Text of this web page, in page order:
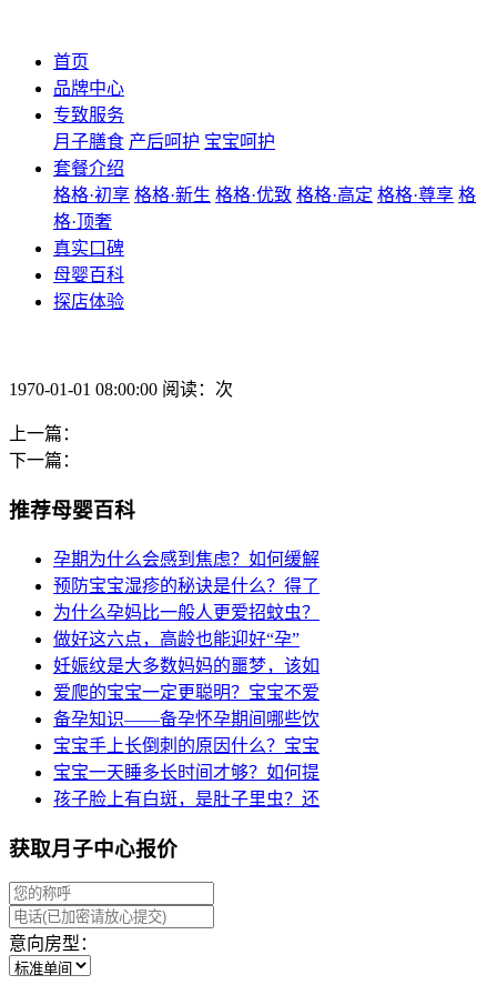
首页
品牌中心
专致服务
月子膳食 产后呵护 宝宝呵护
套餐介绍
格格·初享 格格·新生 格格·优致 格格·高定 格格·尊享 格
格·顶奢
真实口碑
母婴百科
探店体验
1970-01-01 08:00:00 阅读：次
上一篇：
下一篇：
推荐母婴百科
孕期为什么会感到焦虑？如何缓解
预防宝宝湿疹的秘诀是什么？得了
为什么孕妈比一般人更爱招蚊虫？
做好这六点，高龄也能迎好“孕”
妊娠纹是大多数妈妈的噩梦，该如
爱爬的宝宝一定更聪明？宝宝不爱
备孕知识——备孕怀孕期间哪些饮
宝宝手上长倒刺的原因什么？宝宝
宝宝一天睡多长时间才够？如何提
孩子脸上有白斑，是肚子里虫？还
获取月子中心报价
意向房型：